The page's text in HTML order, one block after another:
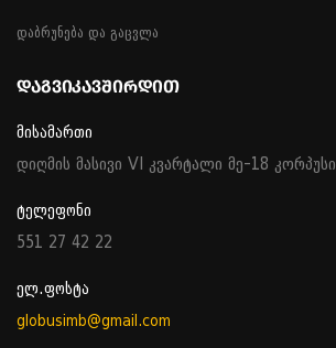
დაბრუნება და გაცვლა
ᲓᲐᲒᲕᲘᲙᲐᲕᲨᲘᲠᲓᲘᲗ
მისამართი
დიღმის მასივი VI კვარტალი მე-18 კორპუსი
ტელეფონი
551 27 42 22
ელ.ფოსტა
globusimb@gmail.com